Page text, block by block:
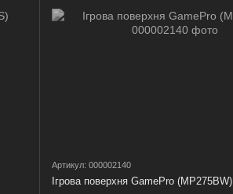
Артикул: 000002140
Ігрова поверхня GamePro (MP275BW)